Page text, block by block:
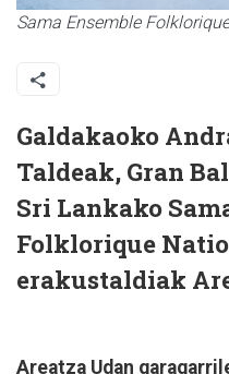
Sama Ensemble
Galdakaoko
Taldeak, Gran
Sri Lankako
Folklorique
erakustaldiak
Areatza Udan